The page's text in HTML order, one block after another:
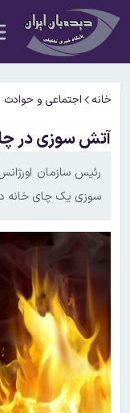
خانه اجتماعی و حوادث
آتش سوزی در
سوزی یک چای خانه